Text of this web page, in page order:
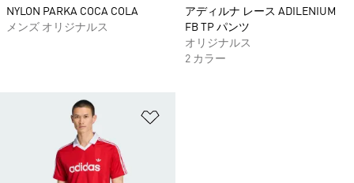
NYLON PARKA COCA COLA
メンズ オリジナルス
アディルナ レース ADILENIUM
FB TP パンツ
オリジナルス
2 カラー